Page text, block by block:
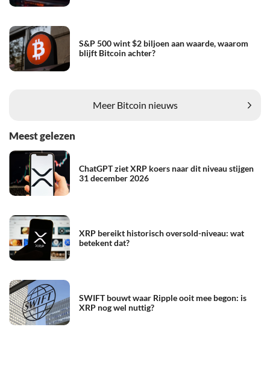
S&P 500 wint $2 biljoen aan waarde, waarom
blijft Bitcoin achter?
Meer Bitcoin nieuws
Meest gelezen
ChatGPT ziet XRP koers naar dit niveau stijgen
31 december 2026
XRP bereikt historisch oversold-niveau: wat
betekent dat?
SWIFT bouwt waar Ripple ooit mee begon: is
XRP nog wel nuttig?